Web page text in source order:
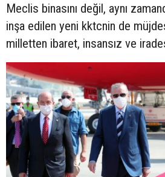
Meclis binasını değil, aynı
inşa edilen yeni kktcnin de
milletten ibaret, insansız ve